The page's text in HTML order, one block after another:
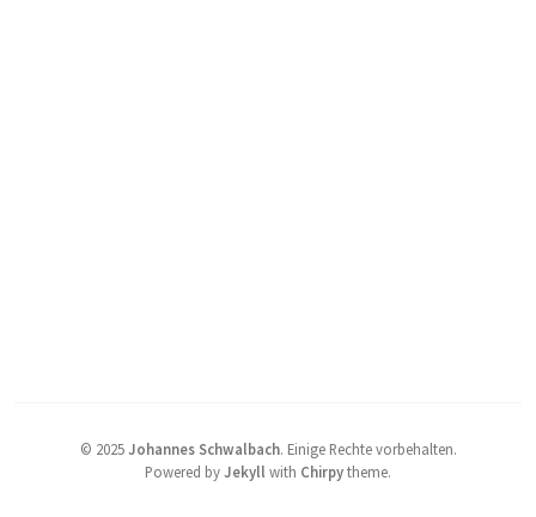
© 2025 Johannes Schwalbach. Einige Rechte vorbehalten.
Powered byJekyll with Chirpytheme.